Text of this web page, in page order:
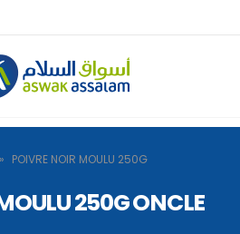
» POIVRE NOIR MOULU 250G
250G ONCLE